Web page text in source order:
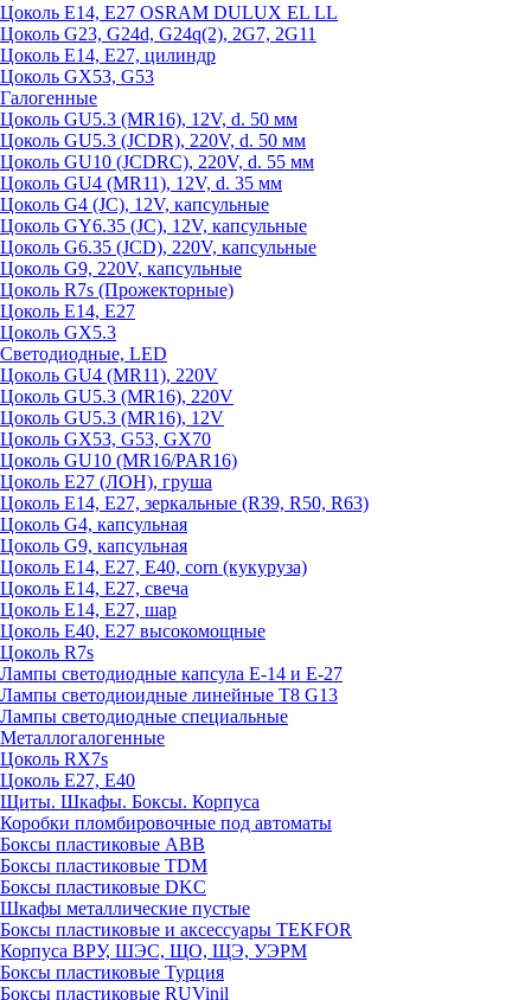
Цоколь Е14, Е27 OSRAM DULUX EL LL
Цоколь G23, G24d, G24q(2), 2G7, 2G11
Цоколь Е14, Е27, цилиндр
Цоколь GX53, G53
Галогенные
Цоколь GU5.3 (MR16), 12V, d. 50 мм
Цоколь GU5.3 (JCDR), 220V, d. 50 мм
Цоколь GU10 (JCDRC), 220V, d. 55 мм
Цоколь GU4 (MR11), 12V, d. 35 мм
Цоколь G4 (JC), 12V, капсульные
Цоколь GY6.35 (JC), 12V, капсульные
Цоколь G6.35 (JCD), 220V, капсульные
Цоколь G9, 220V, капсульные
Цоколь R7s (Прожекторные)
Цоколь E14, E27
Цоколь GX5.3
Светодиодные, LED
Цоколь GU4 (MR11), 220V
Цоколь GU5.3 (MR16), 220V
Цоколь GU5.3 (MR16), 12V
Цоколь GX53, G53, GX70
Цоколь GU10 (MR16/PAR16)
Цоколь Е27 (ЛОН), груша
Цоколь Е14, Е27, зеркальные (R39, R50, R63)
Цоколь G4, капсульная
Цоколь G9, капсульная
Цоколь Е14, Е27, Е40, corn (кукуруза)
Цоколь Е14, Е27, свеча
Цоколь Е14, Е27, шар
Цоколь Е40, Е27 высокомощные
Цоколь R7s
Лампы светодиодные капсула Е-14 и Е-27
Лампы светодиоидные линейные T8 G13
Лампы светодиодные специальные
Металлогалогенные
Цоколь RX7s
Цоколь Е27, E40
Щиты. Шкафы. Боксы. Корпуса
Коробки пломбировочные под автоматы
Боксы пластиковые ABB
Боксы пластиковые TDM
Боксы пластиковые DKC
Шкафы металлические пустые
Боксы пластиковые и аксессуары TEKFOR
Корпуса ВРУ, ШЭС, ЩО, ЩЭ, УЭРМ
Боксы пластиковые Турция
Боксы пластиковые RUVinil